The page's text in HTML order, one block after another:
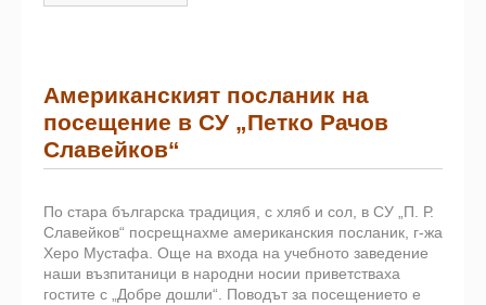
Американският посланик на
посещение в СУ „Петко Рачов
Славейков“
По стара българска традиция, с хляб и сол, в СУ „П. Р.
Славейков“ посрещнахме американския посланик, г-жа
Херо Мустафа. Още на входа на учебното заведение
наши възпитаници в народни носии приветстваха
гостите с „Добре дошли“. Поводът за посещението е